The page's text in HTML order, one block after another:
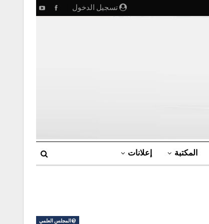
تسجيل الدخول
المكتبة إعلانات
@المجلس العلمي